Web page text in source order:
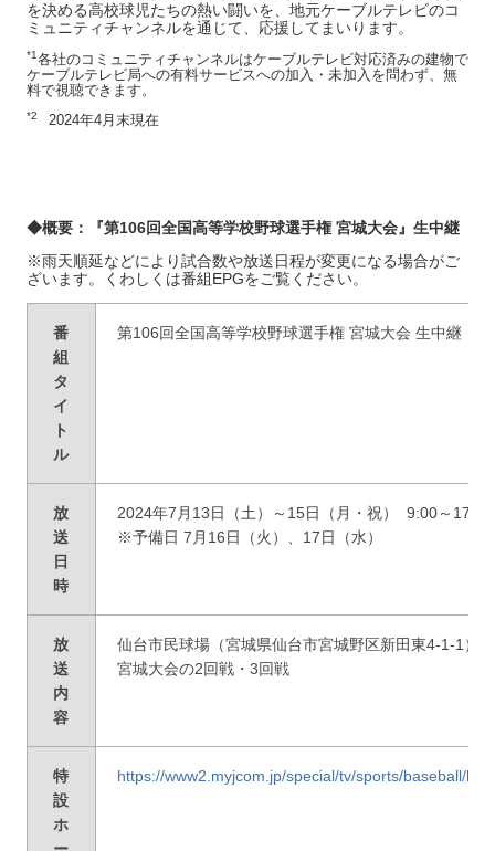
を決める高校球児たちの熱い闘いを、地元ケーブルテレビのコ
ミュニティチャンネルを通じて、応援してまいります。
*1各社のコミュニティチャンネルはケーブルテレビ対応済みの建物で
ケーブルテレビ局への有料サービスへの加入・未加入を問わず、無
料で視聴できます。
*2 2024年4月末現在
◆概要：『第106回全国高等学校野球選手権 宮城大会』生中継
※雨天順延などにより試合数や放送日程が変更になる場合がご
ざいます。くわしくは番組EPGをご覧ください。
番
組
タ
イ
ト
ル
第106回全国高等学校野球選手権 宮城大会 生中継
放
送
日
時
2024年7月13日（土）～15日（月・祝） 9:00～17：
※予備日 7月16日（火）、17日（水）
放
送
内
容
仙台市民球場（宮城県仙台市宮城野区新田東4-1-1）
宮城大会の2回戦・3回戦
特
設
ホ
https://www2.myjcom.jp/special/tv/sports/baseball/